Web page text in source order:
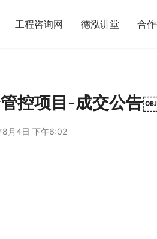
工程咨询网 德泓讲堂 合
控项目-成交公告
月4日 下午6:02